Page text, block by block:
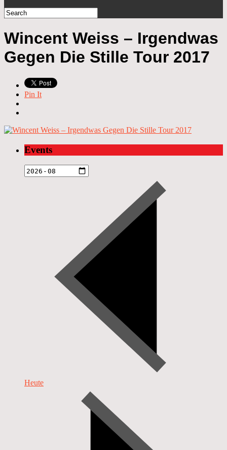
Wincent Weiss – Irgendwas
Gegen Die Stille Tour 2017
Pin It
Events
Heute